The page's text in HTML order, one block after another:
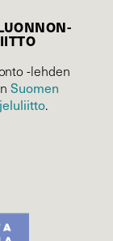
-lehden
Suomen
.